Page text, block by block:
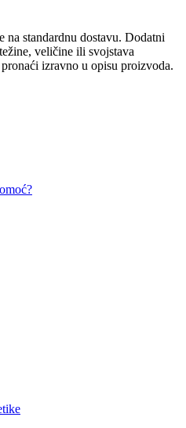
na standardnu ​​dostavu. Dodatni
veličine ili svojstava
izravno u opisu proizvoda.